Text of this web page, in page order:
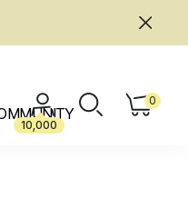
10,000
0